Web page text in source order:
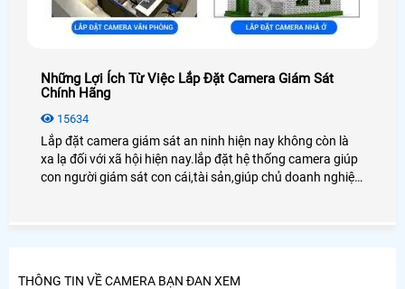
Những Lợi Ích Từ Việc Lắp Đặt Camera Giám Sát
Chính Hãng
15634
Lắp đặt camera giám sát an ninh hiện nay không còn là
xa lạ đối với xã hội hiện nay.lắp đặt hệ thống camera giúp
con người giám sát con cái,tài sản,giúp chủ doanh nghiệp
THÔNG TIN VỀ CAMERA BẠN ĐAN XEM